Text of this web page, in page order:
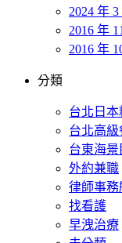
2024 年 3
2016 年
2016 年
分類
台北日本
台北高級
台東海景
外約兼職
律師事務
找看護
早洩治療